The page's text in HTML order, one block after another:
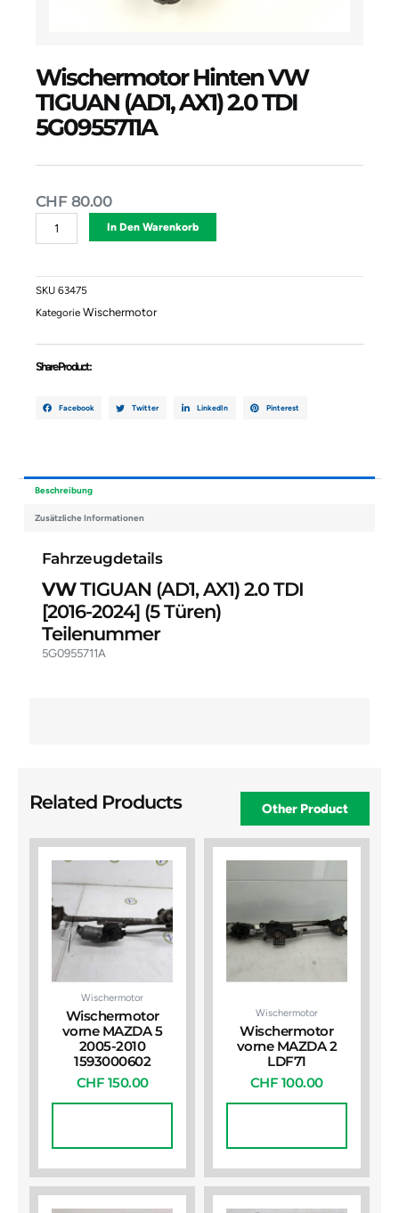
Wischermotor Hinten VW
TIGUAN (AD1, AX1) 2.0 TDI
5G0955711A
CHF80.00
Wischermotor
(AD1,
AX1)
Menge
In Den Warenkorb
SKU 63475
Kategorie Wischermotor
Share Product :
Facebook Twitter LinkedIn Pinterest
Beschreibung
Zusätzliche Informationen
Fahrzeugdetails
VWTIGUAN (AD1, AX1) 2.0 TDI
[2016-2024] (5 Türen)
Teilenummer
5G0955711A
Related Products Other Product
Wischermotor
Wischermotor
vorne MAZDA 5
2005-2010
1593000602
CHF 150.00
Wischermotor
Wischermotor
vorne MAZDA 2
LDF71
CHF 100.00